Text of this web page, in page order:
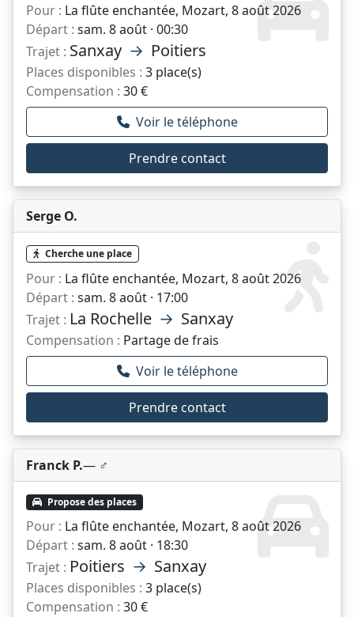
Pour : La flûte enchantée, Mozart, 8 août 2026
Départ : sam. 8 août · 00:30
Trajet : Sanxay → Poitiers
Places disponibles : 3 place(s)
Compensation : 30 €
Voir le téléphone
Prendre contact
Serge O.
Cherche une place
Pour : La flûte enchantée, Mozart, 8 août 2026
Départ : sam. 8 août · 17:00
Trajet : La Rochelle → Sanxay
Compensation : Partage de frais
Voir le téléphone
Prendre contact
Franck P.— ♂️
Propose des places
Pour : La flûte enchantée, Mozart, 8 août 2026
Départ : sam. 8 août · 18:30
Trajet : Poitiers → Sanxay
Places disponibles : 3 place(s)
Compensation : 30 €